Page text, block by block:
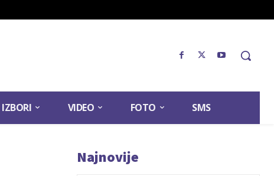
IZBORI VIDEO FOTO SMS
Najnovije